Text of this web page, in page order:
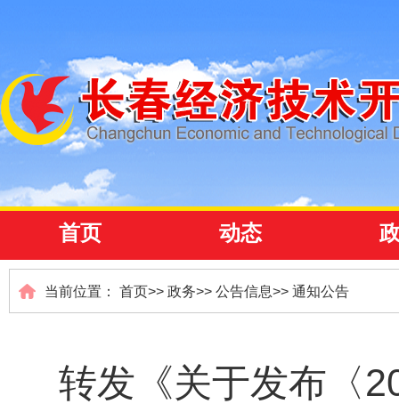
首页 动态
当前位置： 首页>> 政务>> 公告信息>> 通知公告
转发《关于发布〈